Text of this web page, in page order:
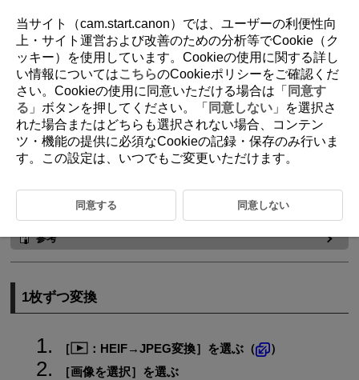
D388-164
HEIF画像をJPEG画像に変換
1枚ずつ変換
参考
1枚ずつ変換
［ ： HEIF→JPEG変換］を選ぶ（
）
［画像を選択］を選ぶ
当サイト（cam.start.canon）では、ユーザーの利便性向
上・サイト運営および改善のための分析等でCookie（ク
ッキー）を使用しています。Cookieの使用に関する詳し
い情報についてはこちらのCookieポリシーをご確認くだ
さい。Cookieの使用に同意いただける場合は「 同意す
る 」ボタンを押してください。「 同意しない 」を選択さ
れた場合またはどちらも選択されない場合、コンテン
ツ・機能の提供に必須なCookieの記録・保存のみ行いま
す。この設定は、いつでもご変更いただけます。
同意する 同意しない